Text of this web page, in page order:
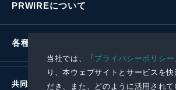
当社では、「プライバシーポリシー
り、本ウェブサイトとサービスを
だき、また、どのように活用され
PRWIREについて
各種お問い合わせ
共同通信社グループ